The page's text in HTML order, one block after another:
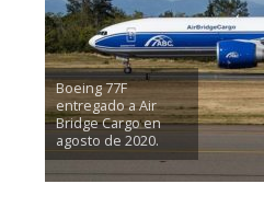
Boeing 77F
entregado a Air
Bridge Cargo en
agosto de 2020.